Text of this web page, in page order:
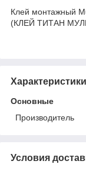
Клей монтажный
(КЛЕЙ ТИТАН
Характеристики
Основные
Производитель
Условия